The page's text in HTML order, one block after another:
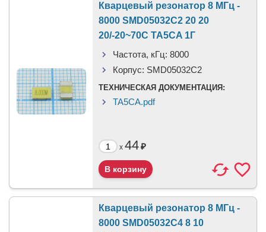
Кварцевый резонатор 8 МГц -
8000 SMD05032C2 20 20
20/-20~70C TA5CA 1Г
Частота, кГц: 8000
Корпус: SMD05032C2
ТЕХНИЧЕСКАЯ ДОКУМЕНТАЦИЯ:
TA5CA.pdf
x 44₽
Кварцевый резонатор 8 МГц -
8000 SMD05032C4 8 10